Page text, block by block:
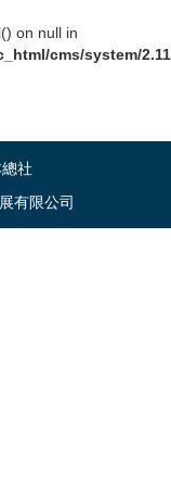
on null in
cms/system/
社
有限公司